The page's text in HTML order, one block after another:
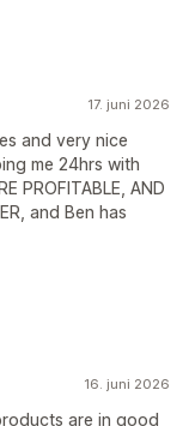
17. juni 2026
and very nice
me 24hrs with
PROFITABLE, AND
and Ben has
16. juni 2026
are in good